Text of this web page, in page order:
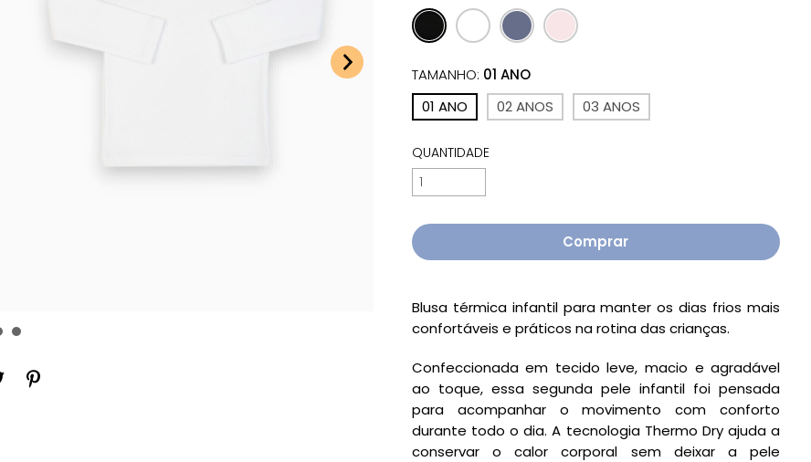
TAMANHO: 01 ANO
01 ANO
02 ANOS 03 ANOS
QUANTIDADE
Blusa térmica infantil para manter os dias frios mais
confortáveis e práticos na rotina das crianças.
Confeccionada em tecido leve, macio e agradável
ao toque, essa segunda pele infantil foi pensada
para acompanhar o movimento com conforto
durante todo o dia. A tecnologia Thermo Dry ajuda a
conservar o calor corporal sem deixar a pele